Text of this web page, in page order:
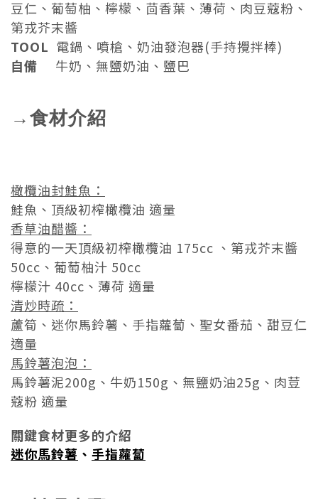
豆仁、葡萄柚 、 檸檬、 茴香葉、 薄荷、 肉豆蔻粉、
第戎芥末醬
TOOL 電鍋、噴槍、奶油發泡器(手持攪拌棒)
自備 牛奶、無鹽奶油、鹽巴
→食材介紹
橄欖油封鮭魚：
鮭魚、頂級初榨橄欖油 適量
香草油醋醬：
得意的一天頂級初榨橄欖油 175cc 、 第戎芥末醬
50cc、葡萄柚汁 50cc
檸檬汁 40cc、薄荷 適量
清炒時疏：
蘆筍、迷你馬鈴薯、手指蘿蔔、聖女番茄 、甜豆仁
適量
馬鈴薯泡泡 ：
馬鈴薯泥200g、牛奶150g、無鹽奶油25g、肉荳
蔻粉 適量
關鍵食材更多的介紹
迷你馬鈴薯 、 手指蘿蔔